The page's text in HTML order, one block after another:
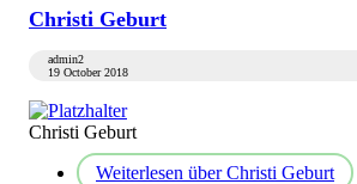
Christi Geburt
admin2
19 October 2018
Christi Geburt
Weiterlesen über Christi Geburt